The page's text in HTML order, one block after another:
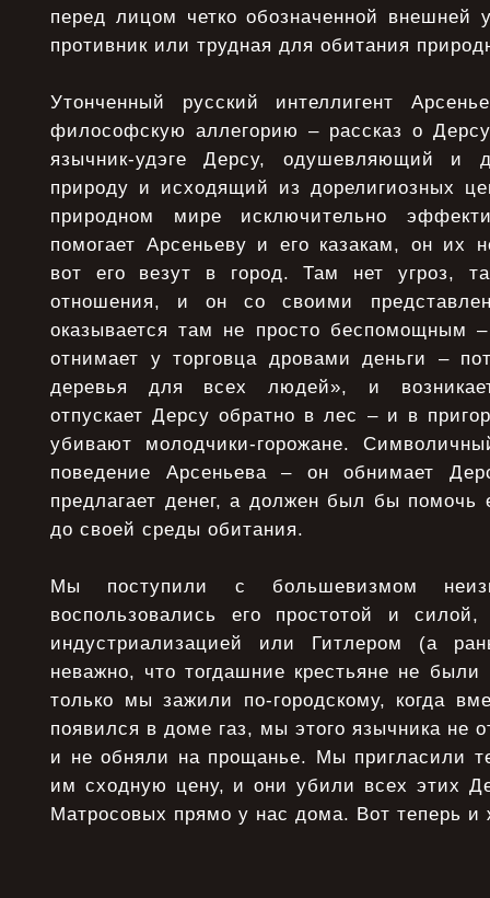
перед лицом четко обозначенной внешней
противник или трудная для обитания
Утонченный русский интеллигент
философскую аллегорию – рассказ о
язычник-удэге Дерсу, одушевляющий и
природу и исходящий из дорелигиозных
природном мире исключительно
помогает Арсеньеву и его казакам, он их
вот его везут в город. Там нет угроз,
отношения, и он со своими
оказывается там не просто
отнимает у торговца дровами деньги –
деревья для всех людей», и
отпускает Дерсу обратно в лес – и в
убивают молодчики-горожане.
поведение Арсеньева – он обнимает
предлагает денег, а должен был бы помочь
до своей среды обитания.
Мы поступили с большевизмом
воспользовались его простотой и
индустриализацией или Гитлером (а
неважно, что тогдашние крестьяне не
только мы зажили по-городскому, когда
появился в доме газ, мы этого язычника не
и не обняли на прощанье. Мы пригласили
им сходную цену, и они убили всех этих
Матросовых прямо у нас дома. Вот теперь